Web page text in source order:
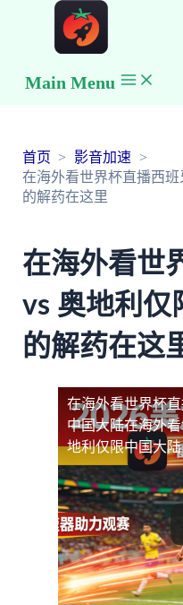
Main Menu
首页
影音加速
在海外看世界杯直播西
的解药在这里
在海外看世
vs 奥地利仅
的解药在这
在海外看世界杯
中国大陆在海外
地利仅限中国大